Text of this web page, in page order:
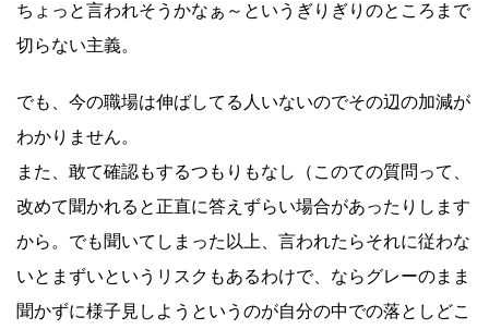
ちょっと言われそうかなぁ～というぎりぎりのところまで
切らない主義。
でも、今の職場は伸ばしてる人いないのでその辺の加減が
わかりません。
また、敢て確認もするつもりもなし（このての質問って、
改めて聞かれると正直に答えずらい場合があったりします
から。でも聞いてしまった以上、言われたらそれに従わな
いとまずいというリスクもあるわけで、ならグレーのまま
聞かずに様子見しようというのが自分の中での落としどこ